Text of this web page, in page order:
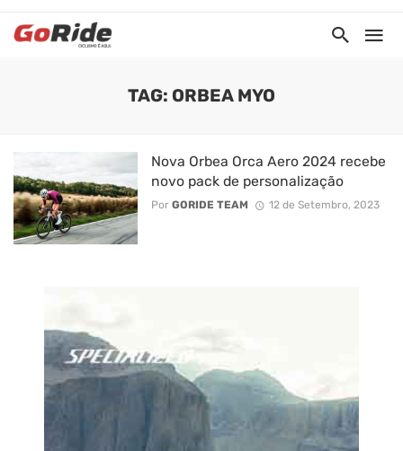
TAG: ORBEA MYO
Nova Orbea Orca Aero 2024 recebe
novo pack de personalização
Por GORIDE TEAM 12 de Setembro, 2023